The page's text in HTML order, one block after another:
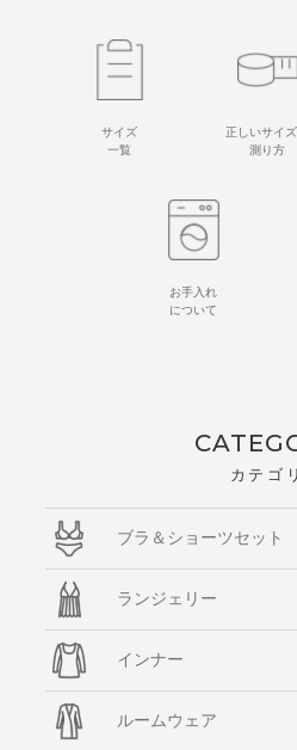
サイズ
一覧
正しいサイ
測り方
お手入れ
について
カテゴリ
ブラ＆ショーツセット
ランジェリー
インナー
ルームウェア